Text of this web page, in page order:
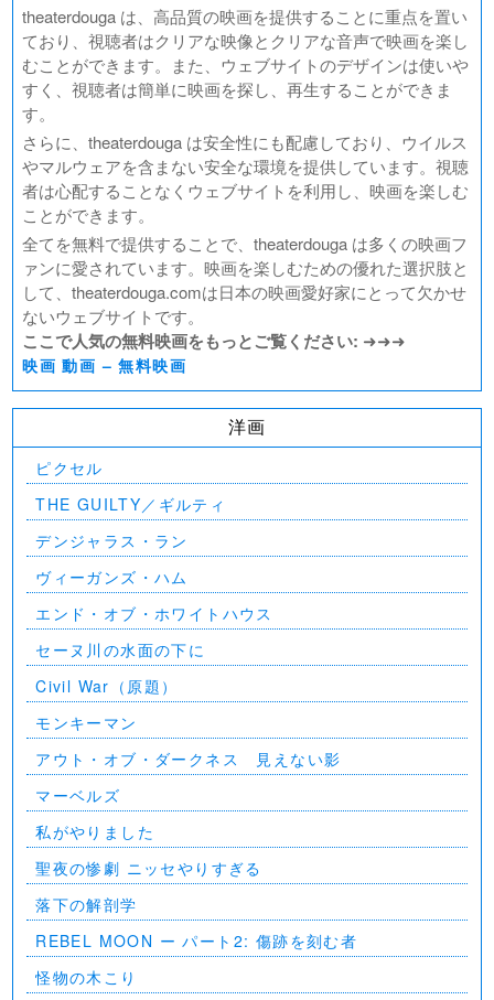
theaterdouga は、高品質の映画を提供することに重点を置い
ており、視聴者はクリアな映像とクリアな音声で映画を楽し
むことができます。また、ウェブサイトのデザインは使いや
すく、視聴者は簡単に映画を探し、再生することができま
す。
さらに、theaterdouga は安全性にも配慮しており、ウイルス
やマルウェアを含まない安全な環境を提供しています。視聴
者は心配することなくウェブサイトを利用し、映画を楽しむ
ことができます。
全てを無料で提供することで、theaterdouga は多くの映画フ
ァンに愛されています。映画を楽しむための優れた選択肢と
して、theaterdouga.comは日本の映画愛好家にとって欠かせ
ないウェブサイトです。
ここで人気の無料映画をもっとご覧ください: ➜➜➜
映画 動画 – 無料映画
洋画
ピクセル
THE GUILTY／ギルティ
デンジャラス・ラン
ヴィーガンズ・ハム
エンド・オブ・ホワイトハウス
セーヌ川の水面の下に
Civil War（原題）
モンキーマン
アウト・オブ・ダークネス 見えない影
マーベルズ
私がやりました
聖夜の惨劇 ニッセやりすぎる
落下の解剖学
REBEL MOON ー パート2: 傷跡を刻む者
怪物の木こり